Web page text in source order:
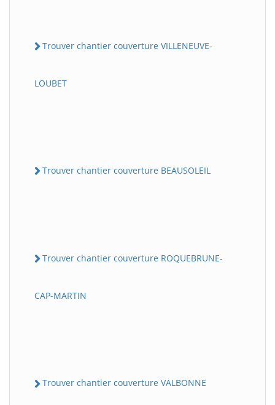
Trouver chantier couverture VILLENEUVE-
LOUBET
Trouver chantier couverture BEAUSOLEIL
Trouver chantier couverture ROQUEBRUNE-
CAP-MARTIN
Trouver chantier couverture VALBONNE